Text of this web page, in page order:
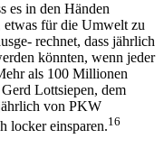
es in den Händen
etwas für die Umwelt zu
rechnet, dass jährlich
könnten, wenn jeder
als 100 Millionen
Lottsiepen, dem
von PKW
locker einsparen.16